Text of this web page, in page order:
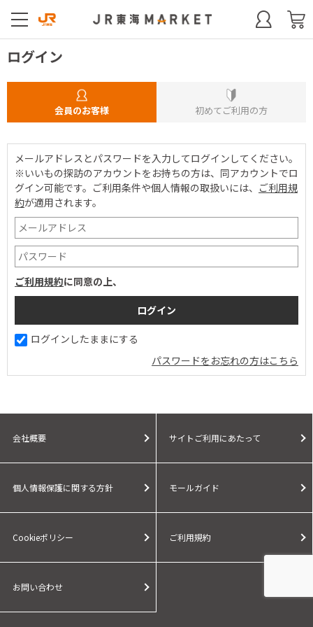
ログイン
会員のお客様 初めてご利用の方
メールアドレスとパスワードを入力してログインしてください。
※いいもの探訪のアカウントをお持ちの方は、同アカウントでロ
グイン可能です。 ご利用条件や個人情報の取扱いには、 ご利用規
約が適用されます。
ご利用規約に同意の上、
ログインしたままにする
パスワードをお忘れの方はこちら
会社概要 サイトご利用にあたって
個人情報保護に関する方針 モールガイド
Cookieポリシー ご利用規約
お問い合わせ